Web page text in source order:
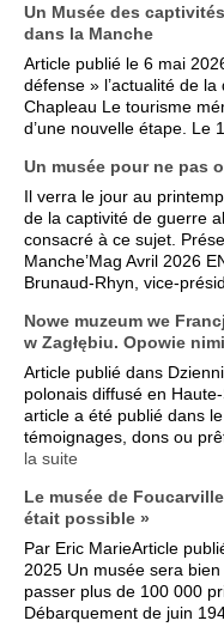
Un Musée des
dans la Manche
Article publié le 6 mai
défense » l’actualité de
Chapleau Le tourisme
d’une nouvelle étape. Le
Un musée pour ne pas
Il verra le jour au
de la captivité de guerre
consacré à ce sujet.
Manche’Mag Avril 2026
Brunaud-Rhyn, vice-
Nowe muzeum we
w Zagłębiu. Opowie
Article publié dans
polonais diffusé en
article a été publié dans
témoignages, dons ou
la suite
Le musée de
était possible »
Par Eric MarieArticle
2025 Un musée sera
passer plus de 100 000
Débarquement de juin